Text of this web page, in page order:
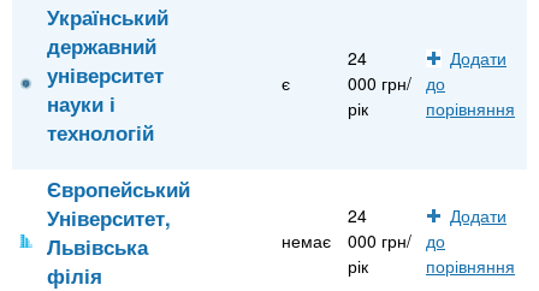
Український
державний
університет
науки і
технологій
є
24
000 грн/
рік
Додати
до
порівняння
Європейський
Університет,
Львівська
філія
немає
24
000 грн/
рік
Додати
до
порівняння